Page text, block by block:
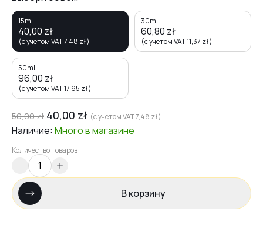
15ml
40,00 zł
(с учетом VAT7,48 zł)
30ml
60,80 zł
(с учетом VAT11,37 zł)
50ml
96,00 zł
(с учетом VAT17,95 zł)
50,00zł 40,00 zł (с учетом VAT7,48 zł)
Наличие: Многов магазине
Количество товаров
В корзину